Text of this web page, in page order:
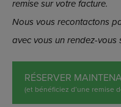
remise sur votre facture.
Nous vous recontactons
avec vous un rendez-vous
RÉSERVER
(et bénéficiez d’une remise